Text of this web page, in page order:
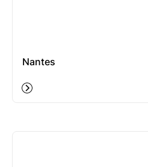
Nantes